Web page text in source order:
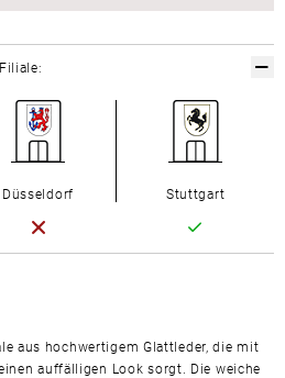
aus hochwertigem Glattleder, die mit
auffälligen Look sorgt. Die weiche
Düsseldorf Stuttgart